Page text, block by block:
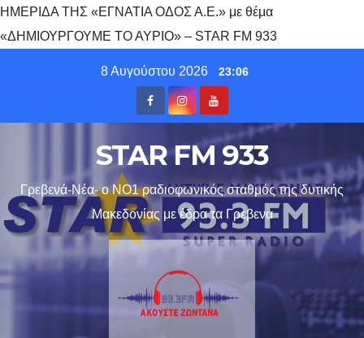
ΗΜΕΡΙΔΑ ΤΗΣ «ΕΓΝΑΤΙΑ ΟΔΟΣ Α.Ε.» με θέμα
«ΔΗΜΙΟΥΡΓΟΥΜΕ ΤΟ ΑΥΡΙΟ» – STAR FM 933
8 Αυγούστου 2026 23:06
STAR FM 933
Γρεβενά-Νέα- ο ΝΟ1 ραδιοφωνικός σταθμός της δυτικής
Μακεδονίας με έδρα τα Γρεβενα